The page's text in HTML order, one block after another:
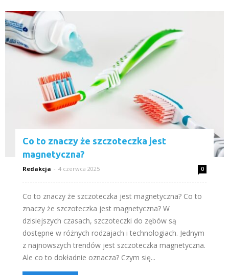
Co to znaczy że szczoteczka jest
magnetyczna?
Redakcja - 4 czerwca 2025 0
Co to znaczy że szczoteczka jest magnetyczna? Co to
znaczy że szczoteczka jest magnetyczna? W
dzisiejszych czasach, szczoteczki do zębów są
dostępne w różnych rodzajach i technologiach. Jednym
z najnowszych trendów jest szczoteczka magnetyczna.
Ale co to dokładnie oznacza? Czym się...